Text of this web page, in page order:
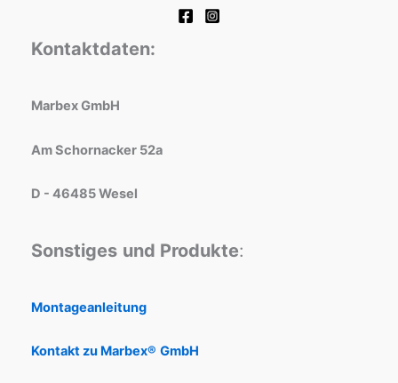
Kontaktdaten:
Marbex GmbH
Am Schornacker 52a
D - 46485 Wesel
Sonstiges und Produkte:
Montageanleitung
Kontakt zu Marbex® GmbH